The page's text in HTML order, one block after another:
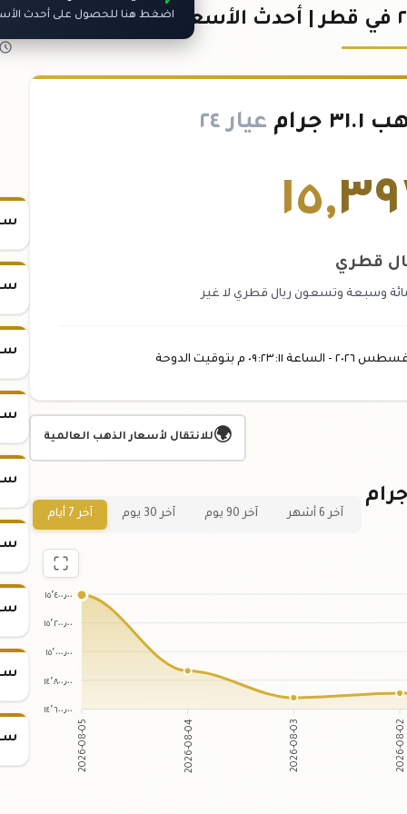
اضغط هنا للحصول على أحدث
عيار ٢٤
١٥,
قطري
وسبعة وتسعون ريال قطري لا غير
٢٠٢٦ - الساعة :١١ م بتوقيت الدوحة
🌍للانتقال لأسعار الذهب العالمية
لسعر سبيكة ذهب 31.1 جرام
آخر 6 أشهر آخر 90 يوم آخر 30 يوم آخر 7 أيام
١٥٬٤٠٠٫٠٠
١٥٬٢٠٠٫٠٠
١٥٬٠٠٠٫٠٠
١٤٬٨٠٠٫٠٠
١٤٬٦٠٠٫٠٠
2026-08-05 2026-08-04 2026-08-03 2026-08-02
سعر
سعر
سعر
سعر
سعر
سعر
سعر
سعر
سعر